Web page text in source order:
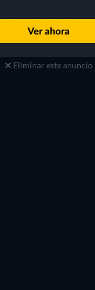
Eliminar este anuncio